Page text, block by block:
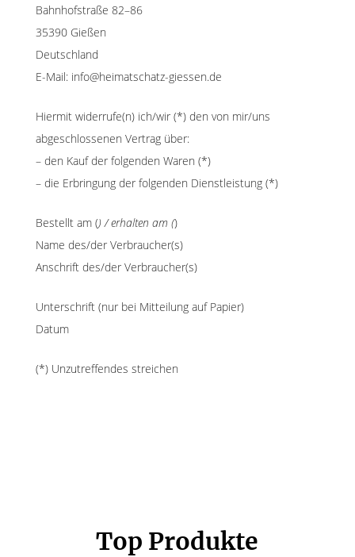
Bahnhofstraße 82–86
35390 Gießen
Deutschland
E-Mail: info@heimatschatz-giessen.de
Hiermit widerrufe(n) ich/wir (*) den von mir/uns
abgeschlossenen Vertrag über:
– den Kauf der folgenden Waren (*)
– die Erbringung der folgenden Dienstleistung (*)
Bestellt am () / erhalten am ()
Name des/der Verbraucher(s)
Anschrift des/der Verbraucher(s)
Unterschrift (nur bei Mitteilung auf Papier)
Datum
(*) Unzutreffendes streichen
Top Produkte